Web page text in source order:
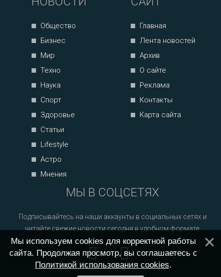
Общество
Бизнес
Мир
Техно
Наука
Спорт
Здоровье
Статьи
Lifestyle
Астро
Мнения
Главная
Лента новостей
Архив
О сайте
Реклама
Контакты
Карта сайта
МЫ В СОЦСЕТЯХ
Подписывайтесь на наши аккаунты в социальных сетях и
читайте свежие новости сегодня в удобном формате.
Мы используем cookies для корректной работы
сайта. Продолжая просмотр, вы соглашаетесь с
Политикой использования cookies.